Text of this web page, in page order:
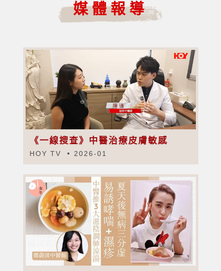
媒體報導
《一線搜查》中醫治療皮膚敏感
HOY TV 2026-01